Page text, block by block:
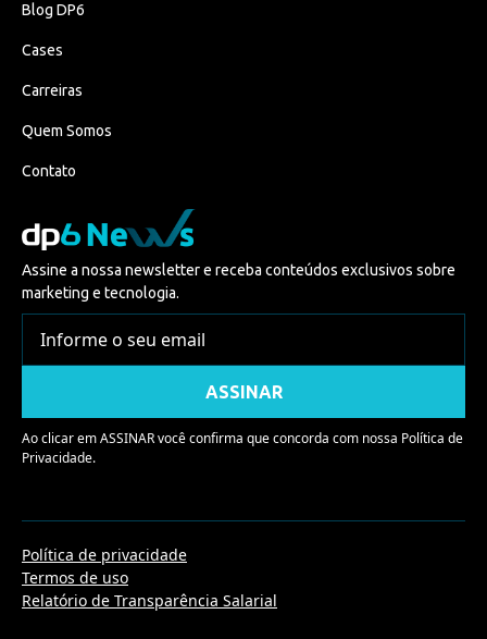
Blog DP6
Cases
Carreiras
Quem Somos
Contato
Assine a nossa newsletter e receba conteúdos exclusivos sobre
marketing e tecnologia.
Ao clicar em ASSINAR você confirma que concorda com nossa Política de
Privacidade.
Política de privacidade
Termos de uso
Relatório de Transparência Salarial